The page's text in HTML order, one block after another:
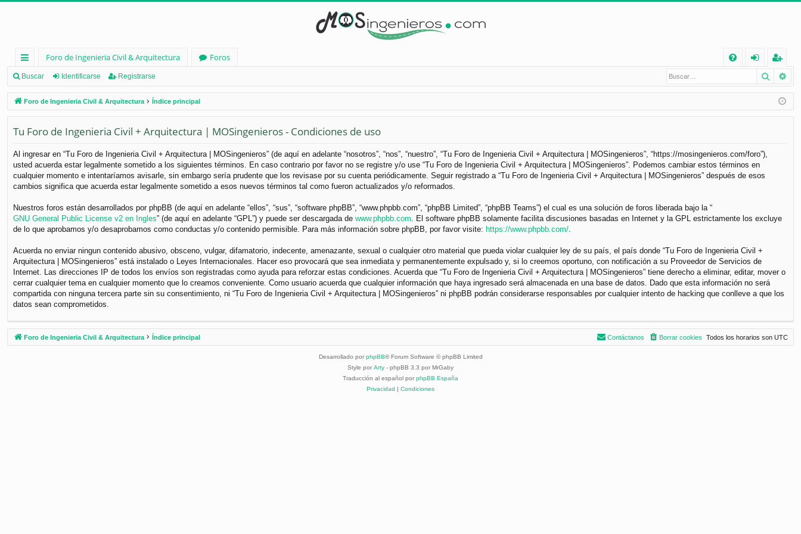
nl
ac
es
rá
pi
d
os
Foro de Ingenieria Civil & Arquitectura
Foros
Q
nt
ifi
e
eg
ist
ra
Buscar Identificarse Registrarse Buscar
Foro de Ingenieria Civil & Arquitectura Índice principal
Tu Foro de Ingenieria Civil + Arquitectura | MOSingenieros - Condiciones de uso
Al ingresar en “Tu Foro de Ingenieria Civil + Arquitectura | MOSingenieros” (de aquí en adelante “nosotros”, “nos”, “nuestro”, “Tu Foro de Ingenieria Civil + Arquitectura | MOSingenieros”, “https://mosingenieros.com/foro”),
usted acuerda estar legalmente sometido a los siguientes términos. En caso contrario por favor no se registre y/o use “Tu Foro de Ingenieria Civil + Arquitectura | MOSingenieros”. Podemos cambiar estos términos en
cualquier momento e intentaríamos avisarle, sin embargo sería prudente que los revisase por su cuenta periódicamente. Seguir registrado a “Tu Foro de Ingenieria Civil + Arquitectura | MOSingenieros” después de esos
cambios significa que acuerda estar legalmente sometido a esos nuevos términos tal como fueron actualizados y/o reformados.
Nuestros foros están desarrollados por phpBB (de aquí en adelante “ellos”, “sus”, “software phpBB”, “www.phpbb.com”, “phpBB Limited”, “phpBB Teams”) el cual es una solución de foros liberada bajo la “
GNU General Public License v2 en Ingles” (de aquí en adelante “GPL”) y puede ser descargada de www.phpbb.com . El software phpBB solamente facilita discusiones basadas en Internet y la GPL estrictamente los excluye
de lo que aprobamos y/o desaprobamos como conductas y/o contenido permisible. Para más información sobre phpBB, por favor visite: https://www.phpbb.com/
Acuerda no enviar ningun contenido abusivo, obsceno, vulgar, difamatorio, indecente, amenazante, sexual o cualquier otro material que pueda violar cualquier ley de su país, el país donde “Tu Foro de Ingenieria Civil +
Arquitectura | MOSingenieros” está instalado o Leyes Internacionales. Hacer eso provocará que sea inmediata y permanentemente expulsado y, si lo creemos oportuno, con notificación a su Proveedor de Servicios de
Internet. Las direcciones IP de todos los envíos son registradas como ayuda para reforzar estas condiciones. Acuerda que “Tu Foro de Ingenieria Civil + Arquitectura | MOSingenieros” tiene derecho a eliminar, editar, mover o
cerrar cualquier tema en cualquier momento que lo creamos conveniente. Como usuario acuerda que cualquier información que haya ingresado será almacenada en una base de datos. Dado que esta información no será
compartida con ninguna tercera parte sin su consentimiento, ni “Tu Foro de Ingenieria Civil + Arquitectura | MOSingenieros” ni phpBB podrán considerarse responsables por cualquier intento de hacking que conlleve a que los
datos sean comprometidos.
Foro de Ingenieria Civil & Arquitectura Índice principal Todos los horarios son UTC
Borrar cookies
Contáctanos
Desarrollado por phpBB® Forum Software © phpBB Limited
Style por Arty - phpBB 3.3 por MrGaby
Traducción al español por phpBB España
Privacidad | Condiciones